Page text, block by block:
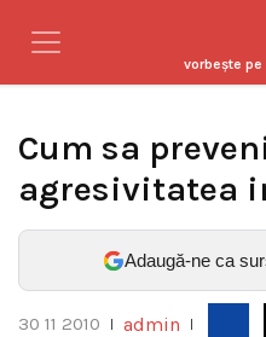
vorbeşte
Cum sa
agresivitatea
Adaugă-ne ca
30 11 2010 admin